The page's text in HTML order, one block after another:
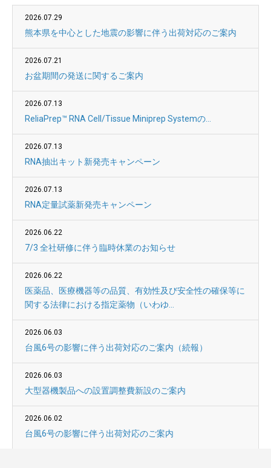
2026.07.29
熊本県を中心とした地震の影響に伴う出荷対応のご案内
2026.07.21
お盆期間の発送に関するご案内
2026.07.13
ReliaPrep™ RNA Cell/Tissue Miniprep Systemの...
2026.07.13
RNA抽出キット新発売キャンペーン
2026.07.13
RNA定量試薬新発売キャンペーン
2026.06.22
7/3 全社研修に伴う臨時休業のお知らせ
2026.06.22
医薬品、医療機器等の品質、有効性及び安全性の確保等に
関する法律における指定薬物（いわゆ...
2026.06.03
台風6号の影響に伴う出荷対応のご案内（続報）
2026.06.03
大型器機製品への設置調整費新設のご案内
2026.06.02
台風6号の影響に伴う出荷対応のご案内